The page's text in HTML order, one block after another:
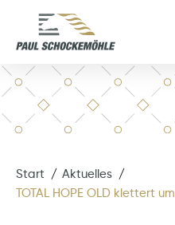
Start
Aktuelles
TOTAL HOPE OLD klettert